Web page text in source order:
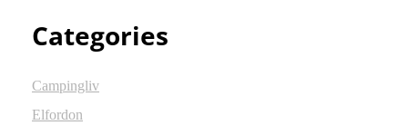
Categories
Campingliv
Elfordon